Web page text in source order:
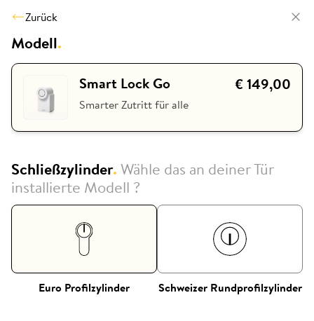
Zurück
Modell.
Smart Lock Go € 149,00
Smarter Zutritt für alle
Schließzylinder.Wähle das an deiner Tür
installierte Modell ?
Euro Profilzylinder Schweizer Rundprofilzylinder